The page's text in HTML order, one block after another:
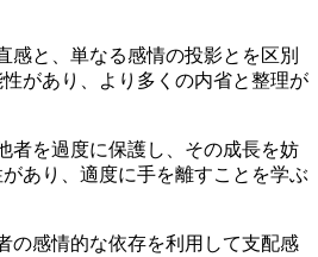
と、単なる感情の投影とを区別
があり、より多くの内省と整理が
を過度に保護し、その成長を妨
あり、適度に手を離すことを学ぶ
感情的な依存を利用して支配感